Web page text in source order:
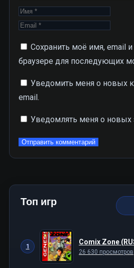
Сохранить моё имя, email
браузере для последующих
Уведомить меня о новых
email.
Уведомлять меня о новых
Топ игр
1
Comix Zone
26 630 просмотров